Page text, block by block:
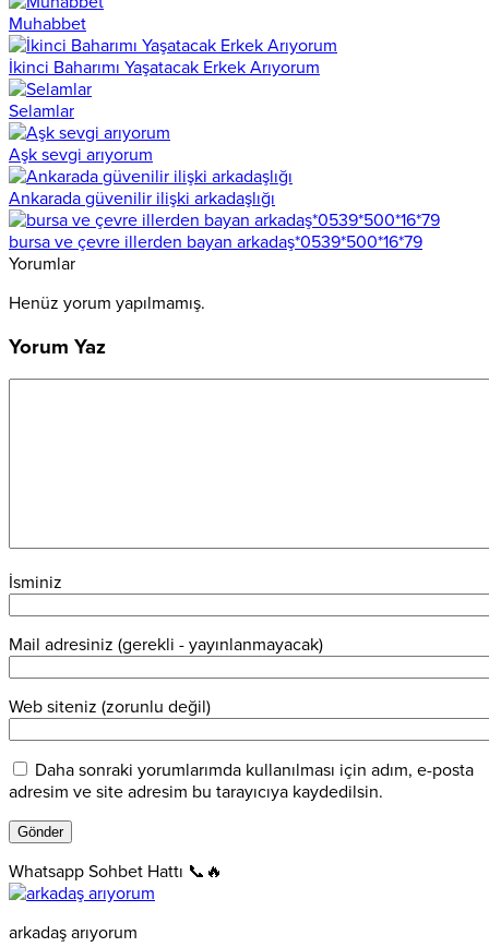
Muhabbet
İkinci Baharımı Yaşatacak Erkek Arıyorum
Selamlar
Aşk sevgi arıyorum
Ankarada güvenilir ilişki arkadaşlığı
bursa ve çevre illerden bayan arkadaş*0539*500*16*79
Yorumlar
Henüz yorum yapılmamış.
Yorum Yaz
İsminiz
Mail adresiniz (gerekli - yayınlanmayacak)
Web siteniz (zorunlu değil)
Daha sonraki yorumlarımda kullanılması için adım, e-posta
adresim ve site adresim bu tarayıcıya kaydedilsin.
Whatsapp Sohbet Hattı 📞🔥
arkadaş arıyorum